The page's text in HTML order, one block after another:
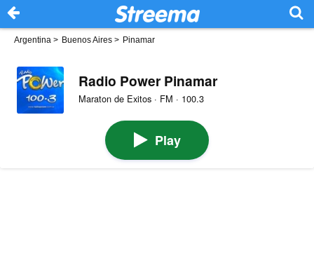
Argentina > Buenos Aires > Pinamar
Radio Power Pinamar
Maraton de Exitos · FM · 100.3
Play